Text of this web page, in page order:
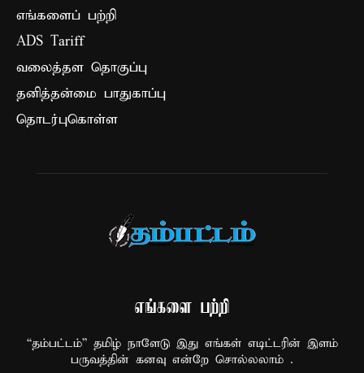
எங்களைப் பற்றி
ADS Tariff
வலைத்தள தொகுப்பு
தனித்தன்மை பாதுகாப்பு
தொடர்புகொள்ள
எங்களை பற்றி
“தம்பட்டம்” தமிழ் நாளேடு இது எங்கள் எடிட்டரின் இளம்
பருவத்தின் கனவு என்றே சொல்லலாம் .